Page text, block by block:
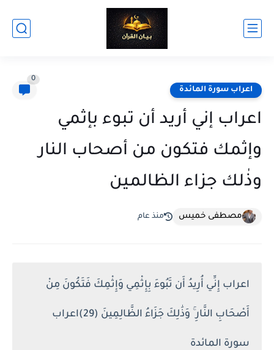
اعراب سورة المائدة
0
اعراب إني أريد أن تبوء بإثمي
وإثمك فتكون من أصحاب النار
وذٰلك جزاء الظالمين
مصطفى خميس منذ عام
اعراب إِنِّي أُرِيدُ أَن تَبُوءَ بِإِثْمِي وَإِثْمِكَ فَتَكُونَ مِنْ
أَصْحَابِ النَّارِ ۚ وَذَٰلِكَ جَزَاءُ الظَّالِمِينَ (29)اعراب
سورة المائدة